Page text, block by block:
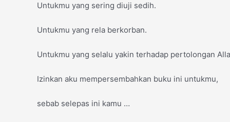
Untukmu yang sering diuji sedih.
Untukmu yang rela berkorban.
Untukmu yang selalu yakin terhadap pertolongan
Izinkan aku mempersembahkan buku ini untukmu,
sebab selepas ini kamu …